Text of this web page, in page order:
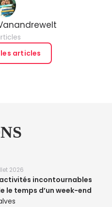
articles
2026
incontournables
le temps d’un week-end